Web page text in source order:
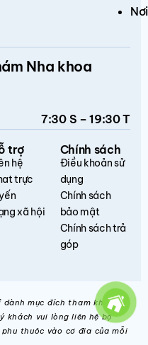
Nha khoa
7:30 S – 19:30 T
trợ
hệ
trực
xã hội
Chính sách
Điều khoản sử
dụng
Chính sách
bảo mật
Chính sách trả
góp
mục đích tham khảo.
khách vui lòng liên hệ bộ
thuộc vào cơ địa của mỗi